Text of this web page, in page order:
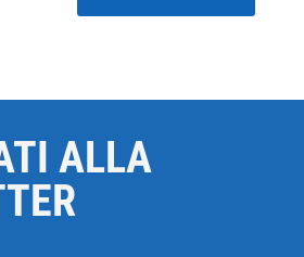
ALLA